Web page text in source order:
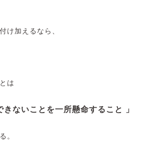
け加えるなら、
は
きないことを一所懸命すること 」
。